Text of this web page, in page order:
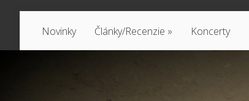
Novinky Články/Recenzie » Koncerty